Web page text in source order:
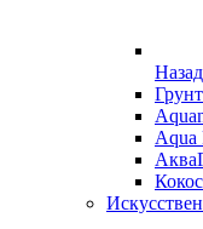
Назад
Aqua